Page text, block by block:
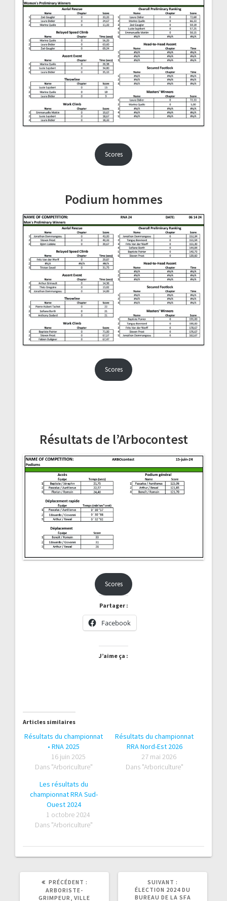
Scores
Podium hommes
Scores
Résultats de l’Arbocontest
Scores
Partager :
Facebook
J’aime ça :
Articles similaires
Résultats du championnat
• RNA 2025
16 juin 2025
Dans "Arboriculture"
Résultats du championnat
RRA Nord-Est 2026
27 mai 2026
Dans "Arboriculture"
Les résultats du
championnat RRA Sud-
Ouest 2024
1 octobre 2024
Dans "Arboriculture"
PRÉCÉDENT :
:
ARBORISTE-
GRIMPEUR, VILLE
SUIVANT :
SUIVANT
ÉLECTION 2024 DU
BUREAU DE LA SFA